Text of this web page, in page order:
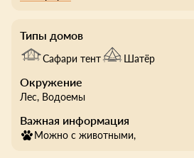
На территории глэмпинга есть
линии чистейшего озера с
Можно насладиться
бане, с аромамаслами и
отдохнуть в чане и кедровой
предлагает своим гостям услуги
Типы домов
Сафари тент Шатёр
Окружение
Лес, Водоемы
Важная информация
Можно с животными,